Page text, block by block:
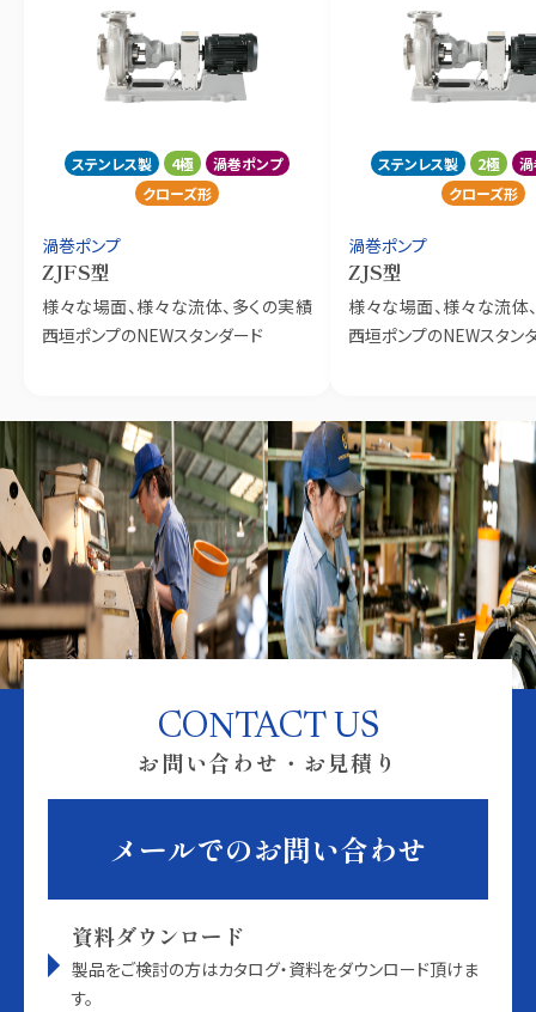
ステンレス製 4極
渦巻ポンプ
クローズ形
渦巻ポンプ
ZJFS型
様々な場面、様々な流体、多くの実績
西垣ポンプのNEWスタンダード
ステンレス製 2極
クローズ形
渦巻ポンプ
ZJS型
様々な場面、様々な流体
西垣ポンプのNEWスタン
CONTACT US
お問い合わせ・お見積り
メールでのお問い合わせ
資料ダウンロード
製品をご検討の方はカタログ・資料をダウンロード頂けま
す。